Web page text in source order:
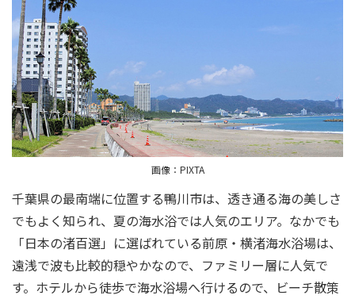
画像：PIXTA
千葉県の最南端に位置する鴨川市は、透き通る海の美しさ
でもよく知られ、夏の海水浴では人気のエリア。なかでも
「日本の渚百選」に選ばれている前原・横渚海水浴場は、
遠浅で波も比較的穏やかなので、ファミリー層に人気で
す。ホテルから徒歩で海水浴場へ行けるので、ビーチ散策